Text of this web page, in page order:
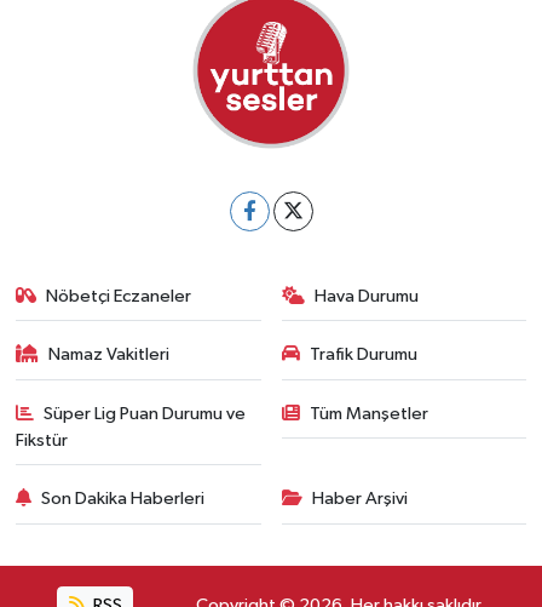
Nöbetçi Eczaneler Hava Durumu
Namaz Vakitleri Trafik Durumu
Süper Lig Puan Durumu ve
Fikstür
Tüm Manşetler
Son Dakika Haberleri Haber Arşivi